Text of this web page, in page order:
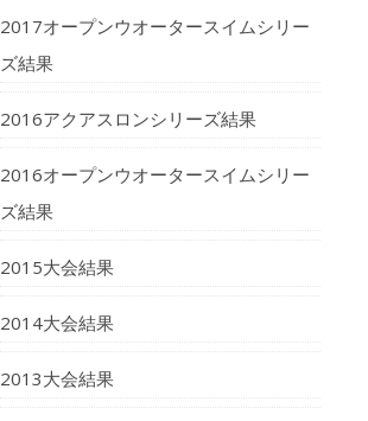
2017オープンウオータースイムシリー
ズ結果
2016アクアスロンシリーズ結果
2016オープンウオータースイムシリー
ズ結果
2015大会結果
2014大会結果
2013大会結果